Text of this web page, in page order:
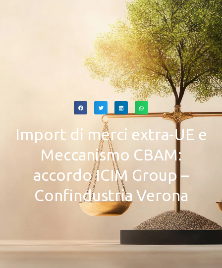
Import di merci extra-UE e
Meccanismo CBAM:
accordo ICIM Group –
Confindustria Verona